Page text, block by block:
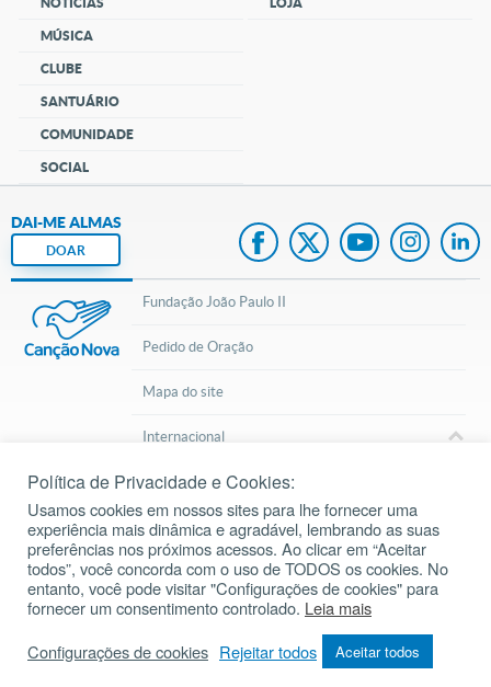
NOTÍCIAS
MÚSICA
CLUBE
SANTUÁRIO
COMUNIDADE
SOCIAL
LOJA
DAI-ME ALMAS
DOAR
Fundação João Paulo II
Pedido de Oração
Mapa do site
Internacional
cancaonova.com © 2002 – 2026Todos os direitos reservados.
Política de Privacidade e Cookies:
Usamos cookies em nossos sites para lhe fornecer uma
experiência mais dinâmica e agradável, lembrando as suas
preferências nos próximos acessos. Ao clicar em “Aceitar
todos”, você concorda com o uso de TODOS os cookies. No
entanto, você pode visitar "Configurações de cookies" para
fornecer um consentimento controlado. Leia mais
Configurações de cookies Rejeitar todos Aceitar todos
Inscreva-se em nosso Canal do Youtube